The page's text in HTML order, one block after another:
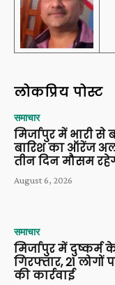
लोकप्रिय पोस्ट
समाचार
मिर्जापुर में भारी से
बारिश का ऑरेंज
तीन दिन मौसम
August 6, 2026
समाचार
मिर्जापुर में दुष्कर्म
गिरफ्तार, 21 लोगों
की कार्रवाई